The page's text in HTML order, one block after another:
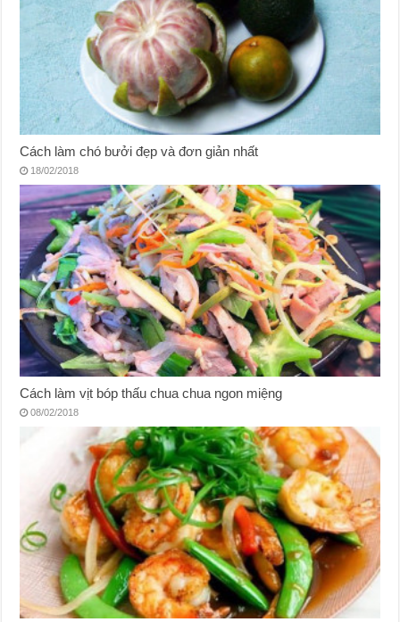
Cách làm chó bưởi đẹp và đơn giản nhất
18/02/2018
Cách làm vịt bóp thấu chua chua ngon miệng
08/02/2018